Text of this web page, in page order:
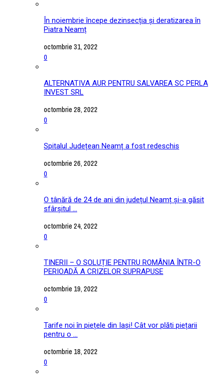
În noiembrie începe dezinsecția și deratizarea în
Piatra Neamț
octombrie 31, 2022
0
ALTERNATIVA AUR PENTRU SALVAREA SC PERLA
INVEST SRL
octombrie 28, 2022
0
Spitalul Județean Neamț a fost redeschis
octombrie 26, 2022
0
O tânără de 24 de ani din județul Neamț și-a găsit
sfârșitul ...
octombrie 24, 2022
0
TINERII – O SOLUȚIE PENTRU ROMÂNIA ÎNTR-O
PERIOADĂ A CRIZELOR SUPRAPUSE
octombrie 19, 2022
0
Tarife noi în piețele din Iași! Cât vor plăti piețarii
pentru o ...
octombrie 18, 2022
0